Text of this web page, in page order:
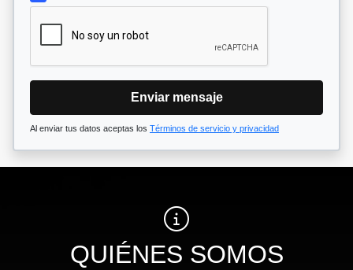
Enviar mensaje
Al enviar tus datos aceptas los Términos de servicio y privacidad
QUIÉNES SOMOS